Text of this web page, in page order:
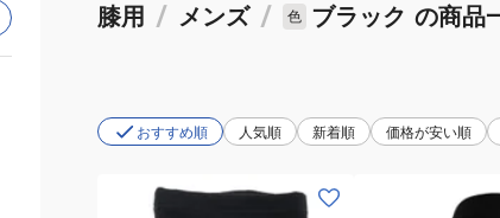
膝用 / メンズ / 色 ブラック の商品
おすすめ順 人気順 新着順 価格が安い順